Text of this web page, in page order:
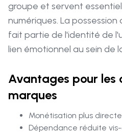
groupe et servent
numériques. La
fait partie de l'identité de
lien émotionnel au sein de
Avantages pour les
marques
Monétisation plus
Dépendance réduite